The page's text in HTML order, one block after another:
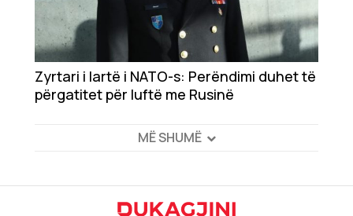
Zyrtari i lartë i NATO-s: Perëndimi duhet të
përgatitet për luftë me Rusinë
MË SHUMË